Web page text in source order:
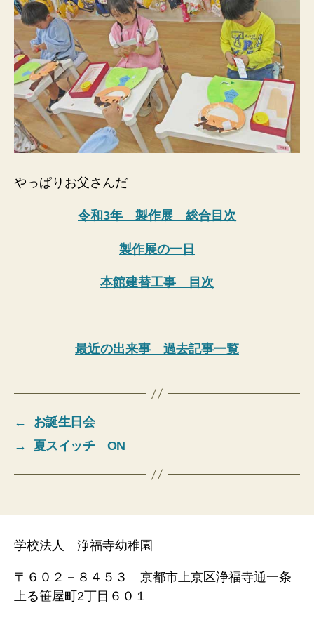
やっぱりお父さんだ
令和3年 製作展 総合目次
製作展の一日
本館建替工事 目次
最近の出来事 過去記事一覧
←
お誕生日会
→
夏スイッチ ON
学校法人 浄福寺幼稚園
〒６０２－８４５３ 京都市上京区浄福寺通一条
上る笹屋町2丁目６０１